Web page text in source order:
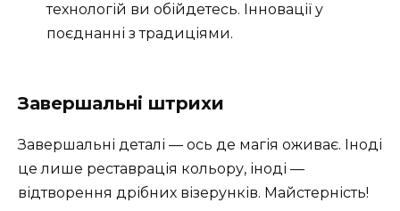
технологій ви обійдетесь. Інновації у
поєднанні з традиціями.
Завершальні штрихи
Завершальні деталі — ось де магія оживає. Іноді
це лише реставрація кольору, іноді —
відтворення дрібних візерунків. Майстерність!